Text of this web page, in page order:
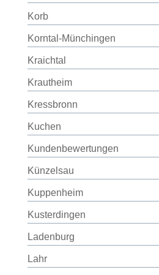
Korb
Korntal-Münchingen
Kraichtal
Krautheim
Kressbronn
Kuchen
Kundenbewertungen
Künzelsau
Kuppenheim
Kusterdingen
Ladenburg
Lahr